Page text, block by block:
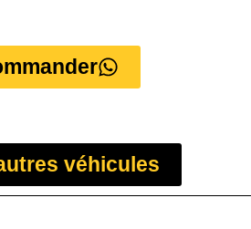
véhicules